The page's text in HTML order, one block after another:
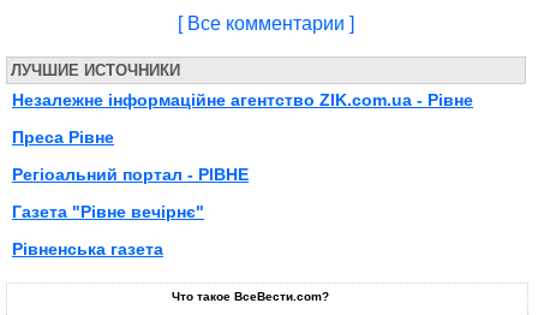
[ Все комментарии ]
ЛУЧШИЕ ИСТОЧНИКИ
Незалежне інформаційне агентство ZIK.com.ua - Рівне
Преса Рівне
Регiоальний портал - РIВНЕ
Газета "Рівне вечірнє"
Рівненська газета
Что такое ВсеВести.com?